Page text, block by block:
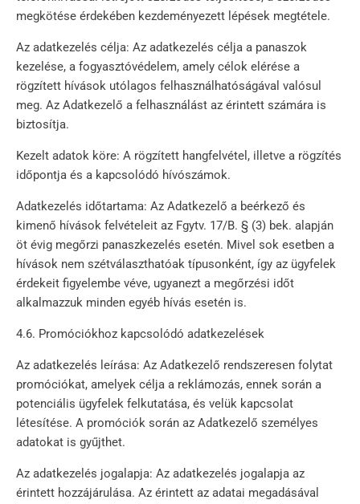
megkötése érdekében kezdeményezett lépések megtétele.
Az adatkezelés célja: Az adatkezelés célja a panaszok
kezelése, a fogyasztóvédelem, amely célok elérése a
rögzített hívások utólagos felhasználhatóságával valósul
meg. Az Adatkezelő a felhasználást az érintett számára is
biztosítja.
Kezelt adatok köre: A rögzített hangfelvétel, illetve a rögzítés
időpontja és a kapcsolódó hívószámok.
Adatkezelés időtartama: Az Adatkezelő a beérkező és
kimenő hívások felvételeit az Fgytv. 17/B. § (3) bek. alapján
öt évig megőrzi panaszkezelés esetén. Mivel sok esetben a
hívások nem szétválaszthatóak típusonként, így az ügyfelek
érdekeit figyelembe véve, ugyanezt a megőrzési időt
alkalmazzuk minden egyéb hívás esetén is.
4.6. Promóciókhoz kapcsolódó adatkezelések
Az adatkezelés leírása: Az Adatkezelő rendszeresen folytat
promóciókat, amelyek célja a reklámozás, ennek során a
potenciális ügyfelek felkutatása, és velük kapcsolat
létesítése. A promóciók során az Adatkezelő személyes
adatokat is gyűjthet.
Az adatkezelés jogalapja: Az adatkezelés jogalapja az
érintett hozzájárulása. Az érintett az adatai megadásával